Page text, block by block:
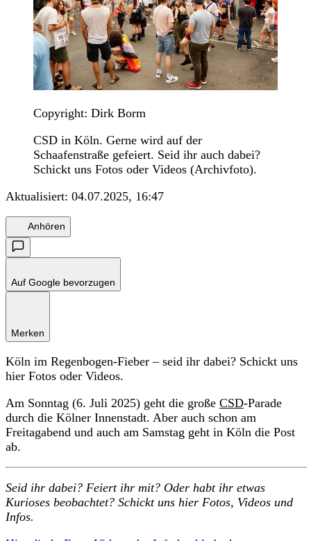
Copyright: Dirk Borm
CSD in Köln. Gerne wird auf der
Schaafenstraße gefeiert. Seid ihr auch dabei?
Schickt uns Fotos oder Videos (Archivfoto).
Aktualisiert: 04.07.2025, 16:47
Anhören
Auf Google bevorzugen
Merken
Köln im Regenbogen-Fieber – seid ihr dabei? Schickt uns
hier Fotos oder Videos.
Am Sonntag (6. Juli 2025) geht die große CSD-Parade
durch die Kölner Innenstadt. Aber auch schon am
Freitagabend und auch am Samstag geht in Köln die Post
ab.
Seid ihr dabei? Feiert ihr mit? Oder habt ihr etwas
Kurioses beobachtet? Schickt uns hier Fotos, Videos und
Infos.